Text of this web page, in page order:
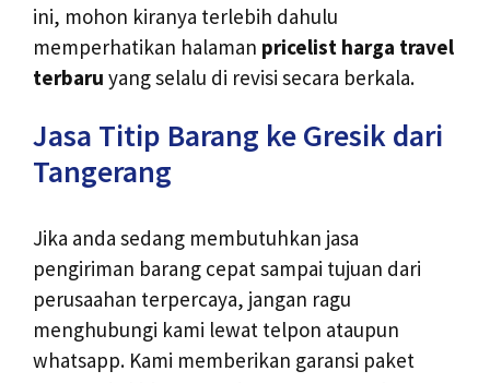
ini, mohon kiranya terlebih dahulu
memperhatikan halaman pricelist harga travel
terbaru yang selalu di revisi secara berkala.
Jasa Titip Barang ke Gresik dari
Tangerang
Jika anda sedang membutuhkan jasa
pengiriman barang cepat sampai tujuan dari
perusaahan terpercaya, jangan ragu
menghubungi kami lewat telpon ataupun
whatsapp. Kami memberikan garansi paket